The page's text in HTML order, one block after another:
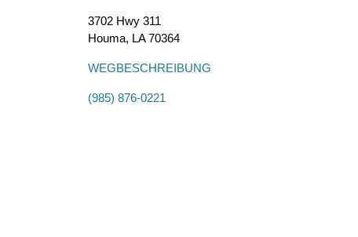
3702 Hwy 311
Houma, LA70364
WEGBESCHREIBUNG
(985) 876-0221